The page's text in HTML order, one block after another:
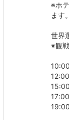
※ホ
ます。
世界
※観